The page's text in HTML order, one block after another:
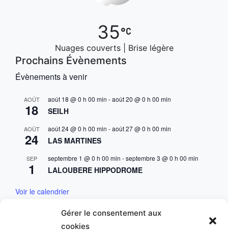
Gérer le consentement aux
cookies
35
Nuages couverts | Brise légère
Prochains Évènements
Évènements à venir
AOÛT
18
août 18 @ 0 h 00 min -août 20 @ 0 h 00 min
SEILH
AOÛT
24
août 24 @ 0 h 00 min -août 27 @ 0 h 00 min
LAS MARTINES
SEP
1
septembre 1 @ 0 h 00 min -septembre 3 @ 0 h 00 min
LALOUBERE HIPPODROME
Voir le calendrier
Mentions & Conditions